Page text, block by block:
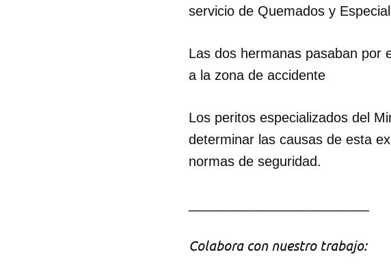
Para poder guardar
cuenta de 14ymedio.
servicio de Quemados y
Las dos hermanas pasaban por
a la zona de accidente
Los peritos especializados del
determinar las causas de esta
normas de seguridad.
Colabora con nuestro trabajo: